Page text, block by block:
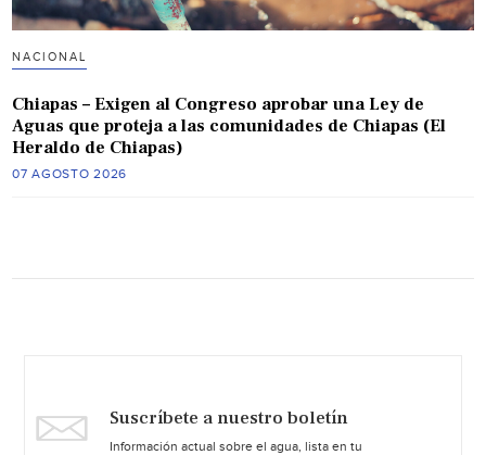
NACIONAL
Chiapas – Exigen al Congreso aprobar una Ley de
Aguas que proteja a las comunidades de Chiapas (El
Heraldo de Chiapas)
07 AGOSTO 2026
Suscríbete a nuestro boletín
Información actual sobre el agua, lista en tu